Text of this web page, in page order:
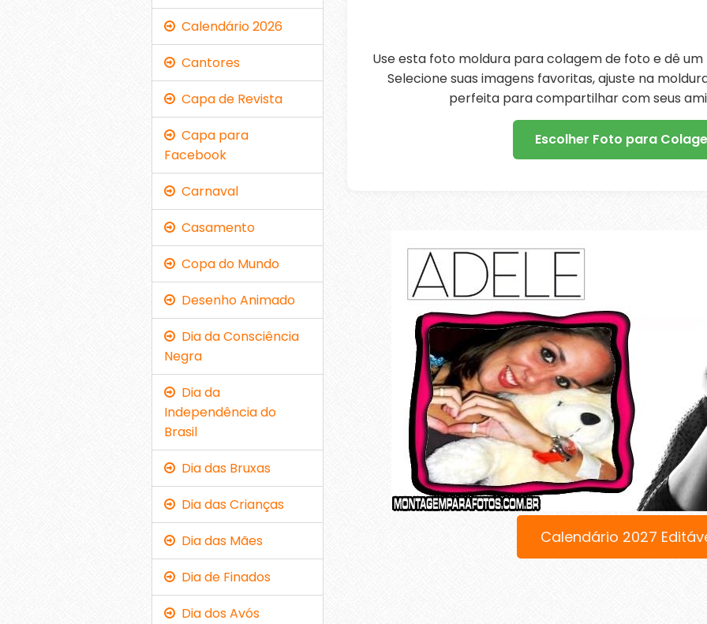
Use esta foto moldura para colagem de foto e dê um
Selecione suas imagens favoritas, ajuste na
perfeita para compartilhar com seus
Escolher Foto para
Calendário 2027
Calendário 2026
Cantores
Capa de Revista
Capa para
Facebook
Carnaval
Casamento
Copa do Mundo
Desenho Animado
Dia da Consciência
Negra
Dia da
Independência do
Brasil
Dia das Bruxas
Dia das Crianças
Dia das Mães
Dia de Finados
Dia dos Avós